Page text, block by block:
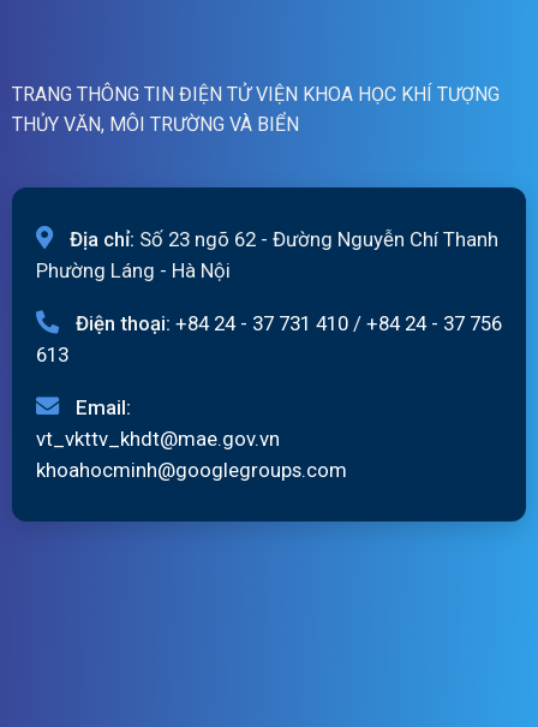
TRANG THÔNG TIN ĐIỆN TỬ VIỆN KHOA HỌC KHÍ TƯỢNG
THỦY VĂN, MÔI TRƯỜNG VÀ BIỂN
Địa chỉ: Số 23 ngõ 62 - Đường Nguyễn Chí Thanh
Phường Láng - Hà Nội
Điện thoại: +84 24 - 37 731 410 / +84 24 - 37 756
613
Email:
vt_vkttv_khdt@mae.gov.vn
khoahocminh@googlegroups.com